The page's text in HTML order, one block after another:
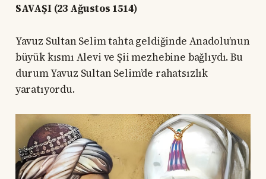
SAVAŞI (23 Ağustos 1514)
Yavuz Sultan Selim tahta geldiğinde Anadolu’nun
büyük kısmı Alevi ve Şii mezhebine bağlıydı. Bu
durum Yavuz Sultan Selim’de rahatsızlık
yaratıyordu.